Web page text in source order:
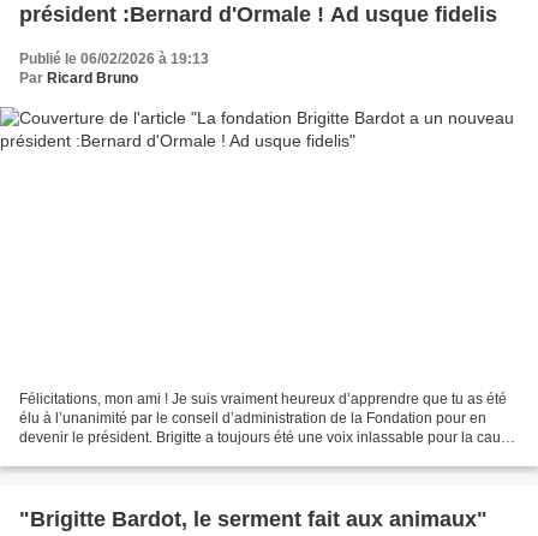
président :Bernard d'Ormale ! Ad usque fidelis
Publié le 06/02/2026 à 19:13
Par Ricard Bruno
Félicitations, mon ami ! Je suis vraiment heureux d’apprendre que tu as été
élu à l’unanimité par le conseil d’administration de la Fondation pour en
devenir le président. Brigitte a toujours été une voix inlassable pour la cause
"Brigitte Bardot, le serment fait aux animaux"